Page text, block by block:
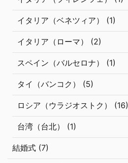
イタリア（ベネツィア） (1)
イタリア（ローマ） (2)
スペイン（バルセロナ） (1)
タイ（バンコク） (5)
ロシア（ウラジオストク） (16)
台湾（台北） (1)
結婚式 (7)